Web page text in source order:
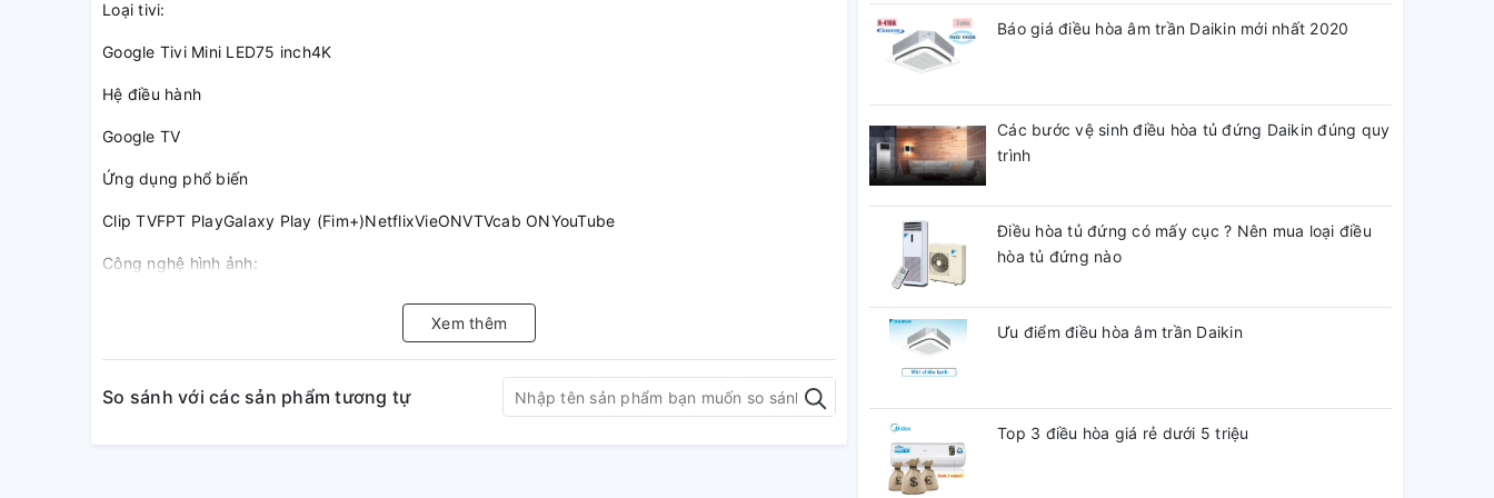
Loại tivi:
Google Tivi Mini LED75 inch4K
Hệ điều hành
Google TV
Ứng dụng phổ biến
Clip TVFPT PlayGalaxy Play (Fim+)NetflixVieONVTVcab ONYouTube
Công nghệ hình ảnh:
Công nghệ chống phản chiếu X-Anti ReflectionDolby VisionGiảm nhiễu XR Clear ImageGiảm độ
trễ chơi game Auto Low Latency Mode (ALLM)Góc nhìn rộng X-Wide AngleHDR10HLGKiểm soát
đèn nền XR Backlight Master DriveLàm mượt chuyển động XR Motion ClarityNâng cấp độ phân
giải XR 4K Upscaling Tinh năng Game MenuTính năng chơi game 4K 120fpsTăng cường màu sắc
XR Triluminos ProTăng cường tương phản XR Contrast Booster 20Đồng bộ khung hình/tần số
Xem thêm
So sánh với các sản phẩm tương tự
Báo giá điều hòa âm trần Daikin mới nhất 2020
Các bước vệ sinh điều hòa tủ đứng Daikin đúng quy
trình
Điều hòa tủ đứng có mấy cục ? Nên mua loại điều
hòa tủ đứng nào
Ưu điểm điều hòa âm trần Daikin
Top 3 điều hòa giá rẻ dưới 5 triệu